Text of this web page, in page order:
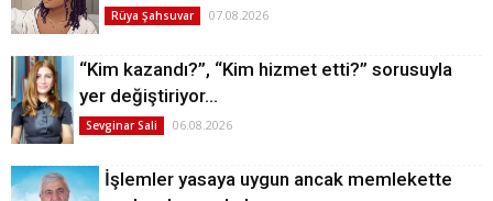
Rüya Şahsuvar 07.08.2026
“Kim kazandı?”, “Kim hizmet etti?” sorusuyla
yer değiştiriyor…
Sevginar Sali 06.08.2026
İşlemler yasaya uygun ancak memlekette